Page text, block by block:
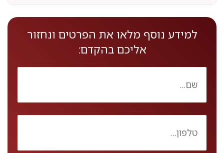
למידע נוסף מלאו את הפרטים ונחזור
אליכם בהקדם: